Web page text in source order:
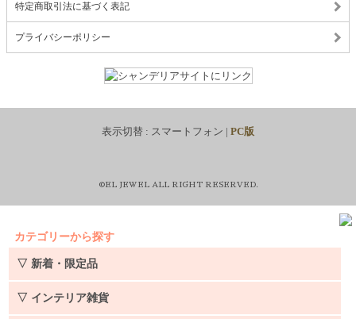
特定商取引法に基づく表記
プライバシーポリシー
表示切替 : スマートフォン | PC版
©EL JEWEL ALL RIGHT RESERVED.
カテゴリーから探す
▽ 新着・限定品
▽ インテリア雑貨